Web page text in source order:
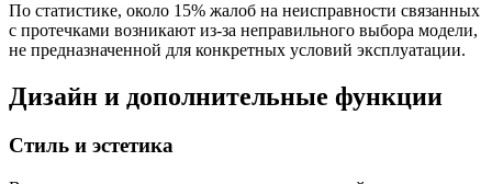
По статистике, около 15% жалоб на неисправности связанных
с протечками возникают из-за неправильного выбора модели,
не предназначенной для конкретных условий эксплуатации.
Дизайн и дополнительные функции
Стиль и эстетика